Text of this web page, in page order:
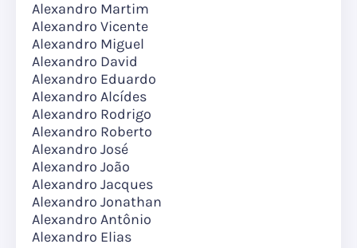
Alexandro Martim
Alexandro Vicente
Alexandro Miguel
Alexandro David
Alexandro Eduardo
Alexandro Alcídes
Alexandro Rodrigo
Alexandro Roberto
Alexandro José
Alexandro João
Alexandro Jacques
Alexandro Jonathan
Alexandro Antônio
Alexandro Elias